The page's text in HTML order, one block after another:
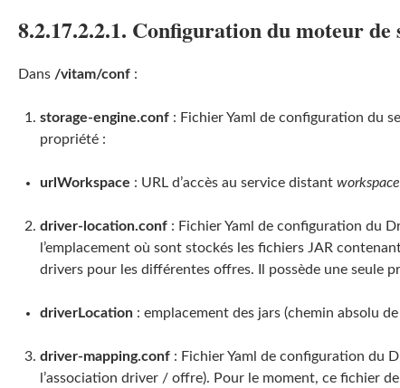
8.2.17.2.2.1. Configuration du moteur de
Dans /vitam/conf:
storage-engine.conf: Fichier Yaml de configuration du
propriété :
urlWorkspace : URL d’accès au service distant workspace
driver-location.conf: Fichier Yaml de configuration du
l’emplacement où sont stockés les fichiers JAR
drivers pour les différentes offres. Il possède une seule
driverLocation: emplacement des jars (chemin absolu
driver-mapping.conf: Fichier Yaml de configuration du
l’association driver / offre). Pour le moment, ce fichier